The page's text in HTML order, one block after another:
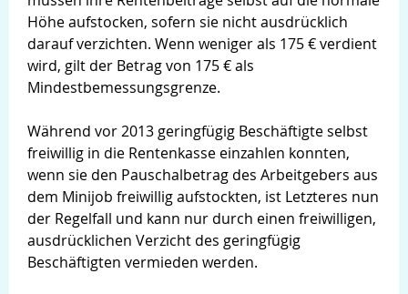
Höhe aufstocken, sofern sie nicht ausdrücklich
darauf verzichten. Wenn weniger als 175 € verdient
wird, gilt der Betrag von 175 € als
Mindestbemessungsgrenze.
Während vor 2013 geringfügig Beschäftigte selbst
freiwillig in die Rentenkasse einzahlen konnten,
wenn sie den Pauschalbetrag des Arbeitgebers aus
dem Minijob freiwillig aufstockten, ist Letzteres nun
der Regelfall und kann nur durch einen freiwilligen,
ausdrücklichen Verzicht des geringfügig
Beschäftigten vermieden werden.